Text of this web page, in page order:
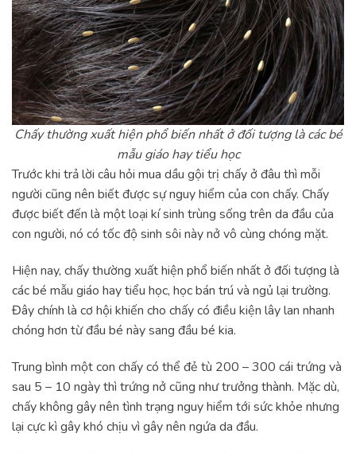
Chấy thường xuất hiện phổ biến nhất ở đối tượng là các bé
mẫu giáo hay tiểu học
Trước khi trả lời câu hỏi mua dầu gội trị chấy ở đâu thì mỗi
người cũng nên biết được sự nguy hiểm của con chấy. Chấy
được biết đến là một loại kí sinh trùng sống trên da đầu của
con người, nó có tốc độ sinh sôi này nở vô cùng chóng mặt.
Hiện nay, chấy thường xuất hiện phổ biến nhất ở đối tượng là
các bé mẫu giáo hay tiểu học, học bán trú và ngủ lại trường.
Đây chính là cơ hội khiến cho chấy có điều kiện lây lan nhanh
chóng hơn từ đầu bé này sang đầu bé kia.
Trung bình một con chấy có thể đẻ tù 200 – 300 cái trứng và
sau 5 – 10 ngày thì trứng nở cũng như trưởng thành. Mặc dù,
chấy không gây nên tình trạng nguy hiểm tới sức khỏe nhưng
lại cực kì gây khó chịu vì gây nên ngứa da đầu.